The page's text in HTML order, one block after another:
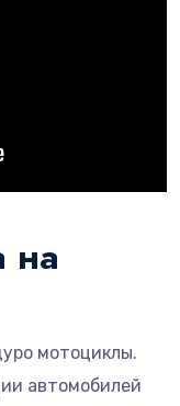
на
мотоциклы.
автомобилей